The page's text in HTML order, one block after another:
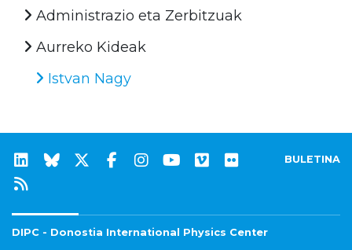
Administrazio eta Zerbitzuak
Aurreko Kideak
Istvan Nagy
BULETINA
DIPC - Donostia International Physics Center